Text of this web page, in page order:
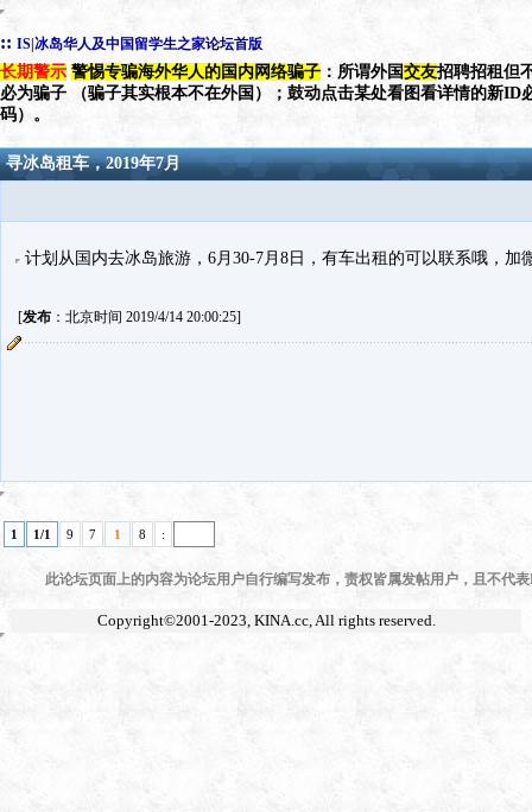
:: IS|冰岛华人及中国留学生之家论坛首版
长期警示 警惕专骗海外华人的国内网络骗子 ：所谓外国交友招聘招租但
必为骗子 （骗子其实根本不在外国）；鼓动点击某处看图看详情的新ID
码）。
寻冰岛租车，2019年7月
计划从国内去冰岛旅游，6月30-7月8日，有车出租的可以联系哦，加
[发布：北京时间 2019/4/14 20:00:25]
1 1/1 9 7 1 8 :
此论坛页面上的内容为论坛用户自行编写发布，责权皆属发帖用户，且不代
Copyright©2001-2023, KINA.cc, All rights reserved.